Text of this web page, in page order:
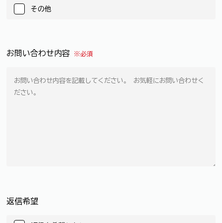
その他
お問い合わせ内容 ※必須
返信希望